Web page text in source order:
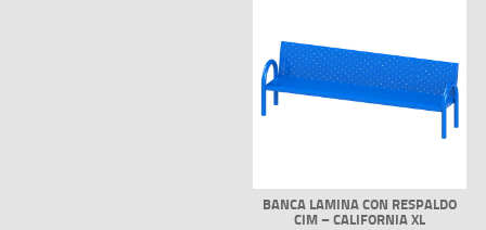
BANCA LAMINA CON RESPALDO
CIM – CALIFORNIA XL